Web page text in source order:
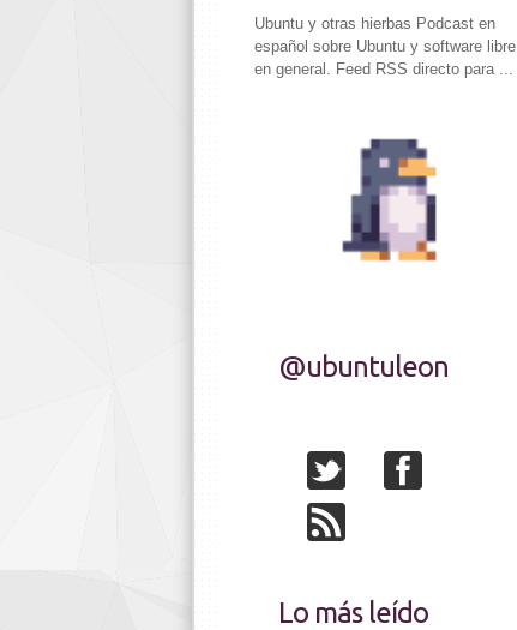
Ubuntu y otras hierbas Podcast en
español sobre Ubuntu y software libre
en general. Feed RSS directo para ...
@ubuntuleon
Lo más leído